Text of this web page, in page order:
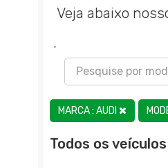
Veja abaixo
'
MARCA : AUDI
Todos os